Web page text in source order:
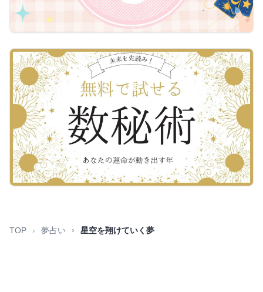
TOP 夢占い 星空を翔けていく夢